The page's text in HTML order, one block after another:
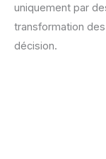
uniquement par
transformation
décision.